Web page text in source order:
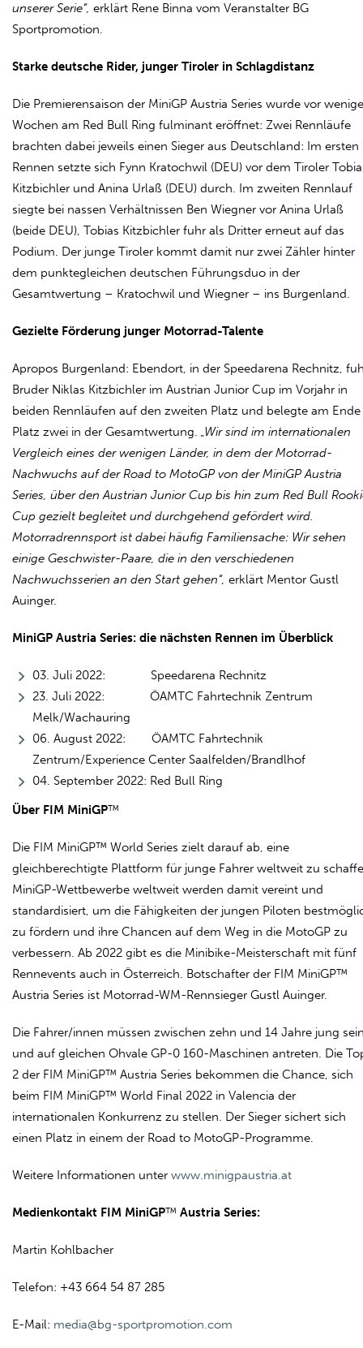
unserer Serie“, erklärt Rene Binna vom Veranstalter BG
Sportpromotion.
Starke deutsche Rider, junger Tiroler in Schlagdistanz
Die Premierensaison der MiniGP Austria Series wurde vor
Wochen am Red Bull Ring fulminant eröffnet: Zwei Rennläufe
brachten dabei jeweils einen Sieger aus Deutschland: Im ersten
Rennen setzte sich Fynn Kratochwil (DEU) vor dem Tiroler
Kitzbichler und Anina Urlaß (DEU) durch. Im zweiten Rennlauf
siegte bei nassen Verhältnissen Ben Wiegner vor Anina Urlaß
(beide DEU), Tobias Kitzbichler fuhr als Dritter erneut auf das
Podium. Der junge Tiroler kommt damit nur zwei Zähler hinter
dem punktegleichen deutschen Führungsduo in der
Gesamtwertung – Kratochwil und Wiegner – ins Burgenland.
Gezielte Förderung junger Motorrad-Talente
Apropos Burgenland: Ebendort, in der Speedarena Rechnitz,
Bruder Niklas Kitzbichler im Austrian Junior Cup im Vorjahr in
beiden Rennläufen auf den zweiten Platz und belegte am Ende
Platz zwei in der Gesamtwertung. „Wir sind im internationalen
Vergleich eines der wenigen Länder, in dem der Motorrad-
Nachwuchs auf der Road to MotoGP von der MiniGP Austria
Series, über den Austrian Junior Cup bis hin zum Red Bull
Cup gezielt begleitet und durchgehend gefördert wird.
Motorradrennsport ist dabei häufig Familiensache: Wir sehen
einige Geschwister-Paare, die in den verschiedenen
Nachwuchsserien an den Start gehen“, erklärt Mentor Gustl
Auinger.
MiniGP Austria Series: die nächsten Rennen im Überblick
03. Juli 2022: Speedarena Rechnitz
23. Juli 2022: ÖAMTC Fahrtechnik Zentrum
Melk/Wachauring
06. August 2022: ÖAMTC Fahrtechnik
Zentrum/Experience Center Saalfelden/Brandlhof
04. September 2022: Red Bull Ring
Über FIM MiniGP™
Die FIM MiniGP™ World Series zielt darauf ab, eine
gleichberechtigte Plattform für junge Fahrer weltweit zu
MiniGP-Wettbewerbe weltweit werden damit vereint und
standardisiert, um die Fähigkeiten der jungen Piloten
zu fördern und ihre Chancen auf dem Weg in die MotoGP zu
verbessern. Ab 2022 gibt es die Minibike-Meisterschaft mit fünf
Rennevents auch in Österreich. Botschafter der FIM MiniGP™
Austria Series ist Motorrad-WM-Rennsieger Gustl Auinger.
Die Fahrer/innen müssen zwischen zehn und 14 Jahre jung
und auf gleichen Ohvale GP-0 160-Maschinen antreten. Die
2 der FIM MiniGP™ Austria Series bekommen die Chance, sich
beim FIM MiniGP™ World Final 2022 in Valencia der
internationalen Konkurrenz zu stellen. Der Sieger sichert sich
einen Platz in einem der Road to MotoGP-Programme.
Weitere Informationen unter www.minigpaustria.at
Medienkontakt FIM MiniGP™ Austria Series:
Martin Kohlbacher
Telefon: +43 664 54 87 285
E-Mail: media@bg-sportpromotion.com